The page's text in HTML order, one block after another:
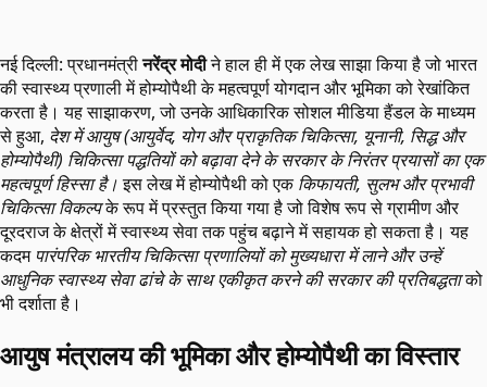
नई दिल्ली: प्रधानमंत्रीनरेंद्र मोदीने हाल ही में एक लेख साझा किया है जो भारत
की स्वास्थ्य प्रणाली में होम्योपैथी के महत्वपूर्ण योगदान और भूमिका को रेखांकित
करता है। यह साझाकरण, जो उनके आधिकारिक सोशल मीडिया हैंडल के माध्यम
से हुआ, देश में आयुष (आयुर्वेद, योग और प्राकृतिक चिकित्सा, यूनानी, सिद्ध और
होम्योपैथी) चिकित्सा पद्धतियों को बढ़ावा देने के सरकार के निरंतर प्रयासों का एक
महत्वपूर्ण हिस्सा है।इस लेख में होम्योपैथी को एककिफायती, सुलभ और प्रभावी
चिकित्सा विकल्पके रूप में प्रस्तुत किया गया है जो विशेष रूप से ग्रामीण और
दूरदराज के क्षेत्रों में स्वास्थ्य सेवा तक पहुंच बढ़ाने में सहायक हो सकता है। यह
कदम पारंपरिक भारतीय चिकित्सा प्रणालियों को मुख्यधारा में लाने और उन्हें
आधुनिक स्वास्थ्य सेवा ढांचे के साथ एकीकृत करने की सरकार की प्रतिबद्धताको
भी दर्शाता है।
आयुष मंत्रालय की भूमिका और होम्योपैथी का विस्तार